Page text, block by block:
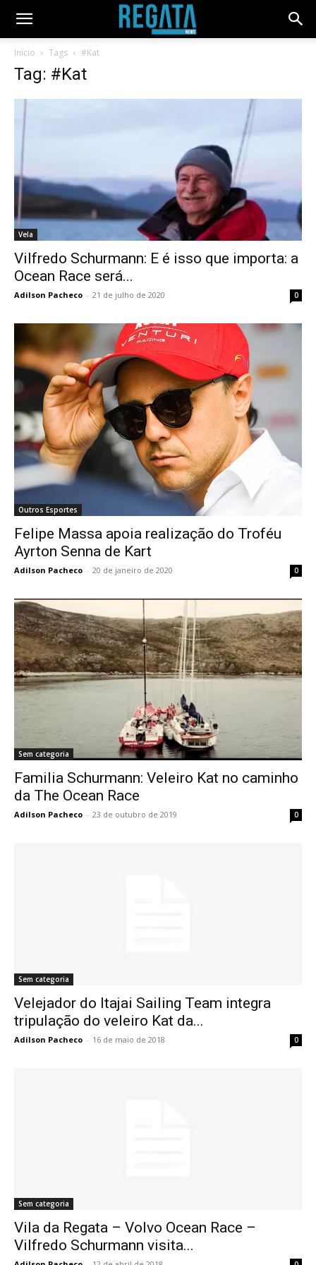
Início Tags #Kat
Tag: #Kat
Vela
Vilfredo Schurmann: E é isso que importa: a
Ocean Race será...
Adilson Pacheco - 21 de julho de 2020 0
Outros Esportes
Felipe Massa apoia realização do Troféu
Ayrton Senna de Kart
Adilson Pacheco - 20 de janeiro de 2020 0
Sem categoria
Familia Schurmann: Veleiro Kat no caminho
da The Ocean Race
Adilson Pacheco - 23 de outubro de 2019 0
Sem categoria
Velejador do Itajai Sailing Team integra
tripulação do veleiro Kat da...
Adilson Pacheco - 16 de maio de 2018 0
Sem categoria
Vila da Regata – Volvo Ocean Race –
Vilfredo Schurmann visita...